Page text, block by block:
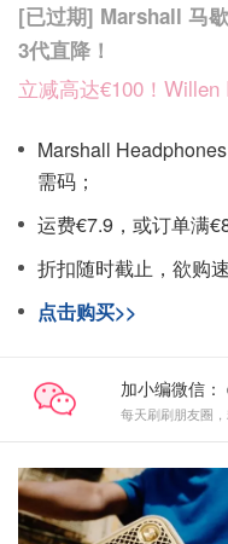
[已过期] Marshall 马
3代直降！
立减高达€100！Willen
Marshall
需码；
运费€7.9，或订单满
折扣随时截止，欲购
点击购买>>
加小编微信：
每天刷刷朋友圈